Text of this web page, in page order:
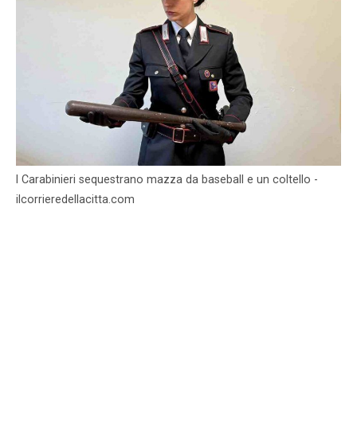
I Carabinieri sequestrano mazza da baseball e un coltello -
ilcorrieredellacitta.com